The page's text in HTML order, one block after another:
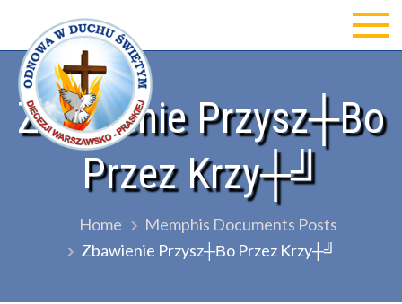
contentOdnowa w Duchu św Diecezji
Warszawsko-Praskiej
Zbawienie Przysz┼Вo
Przez Krzy┼╝
Home
Memphis Documents Posts
Zbawienie Przysz┼Вo Przez Krzy┼╝